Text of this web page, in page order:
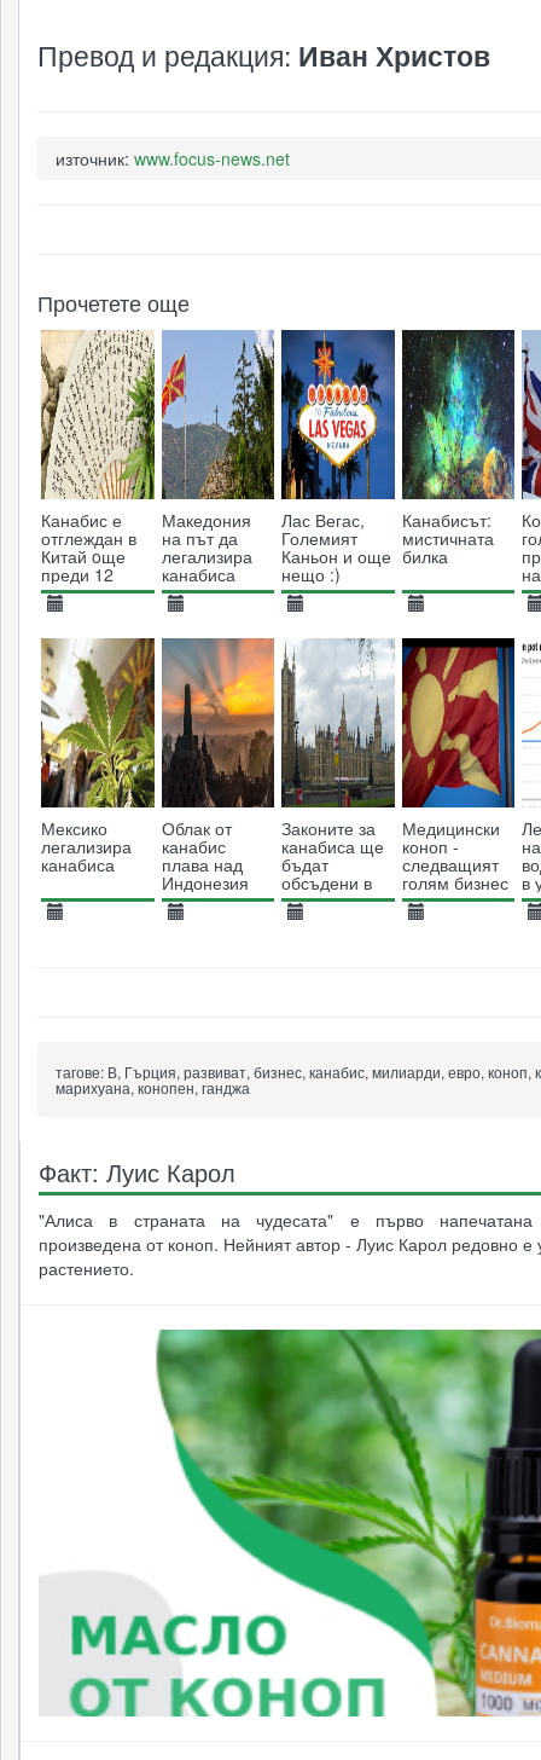
Превод и редакция: Иван Христов
източник: www.focus-news.net
Прочетете още
Канабис е
отглеждан в
Китай oще
преди 12
хиляди
години
2543
Македония
на път да
легализира
канабиса
3095
Лас Вегас,
Големият
Каньон и още
нещо :)
3969
Канабисът:
мистичната
билка
5342
Мексико
легализира
канабиса
Облак от
канабис
плава над
Индонезия
Законите за
канабиса ще
бъдат
обсъдени в
английския
парламент
Медицински
коноп -
следващият
голям бизнес
в Македония
в
от
тагове: В, Гърция, развиват, бизнес, канабис, милиарди, евро, коноп,
марихуана, конопен, ганджа
Факт: Луис Карол
"Алиса в страната на чудесата" е първо
произведена от коноп. Нейният автор - Луис Карол редовно е
растението.